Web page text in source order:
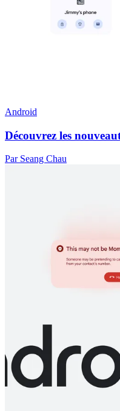
Android
Découvrez les
Par Seang Chau